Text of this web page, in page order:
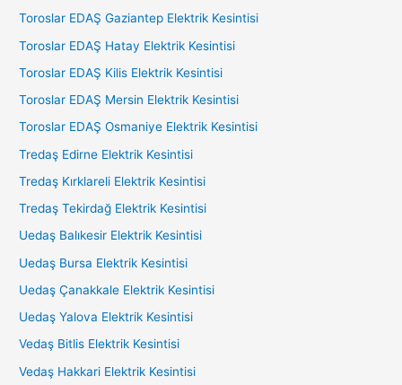
Toroslar EDAŞ Gaziantep Elektrik Kesintisi
Toroslar EDAŞ Hatay Elektrik Kesintisi
Toroslar EDAŞ Kilis Elektrik Kesintisi
Toroslar EDAŞ Mersin Elektrik Kesintisi
Toroslar EDAŞ Osmaniye Elektrik Kesintisi
Tredaş Edirne Elektrik Kesintisi
Tredaş Kırklareli Elektrik Kesintisi
Tredaş Tekirdağ Elektrik Kesintisi
Uedaş Balıkesir Elektrik Kesintisi
Uedaş Bursa Elektrik Kesintisi
Uedaş Çanakkale Elektrik Kesintisi
Uedaş Yalova Elektrik Kesintisi
Vedaş Bitlis Elektrik Kesintisi
Vedaş Hakkari Elektrik Kesintisi